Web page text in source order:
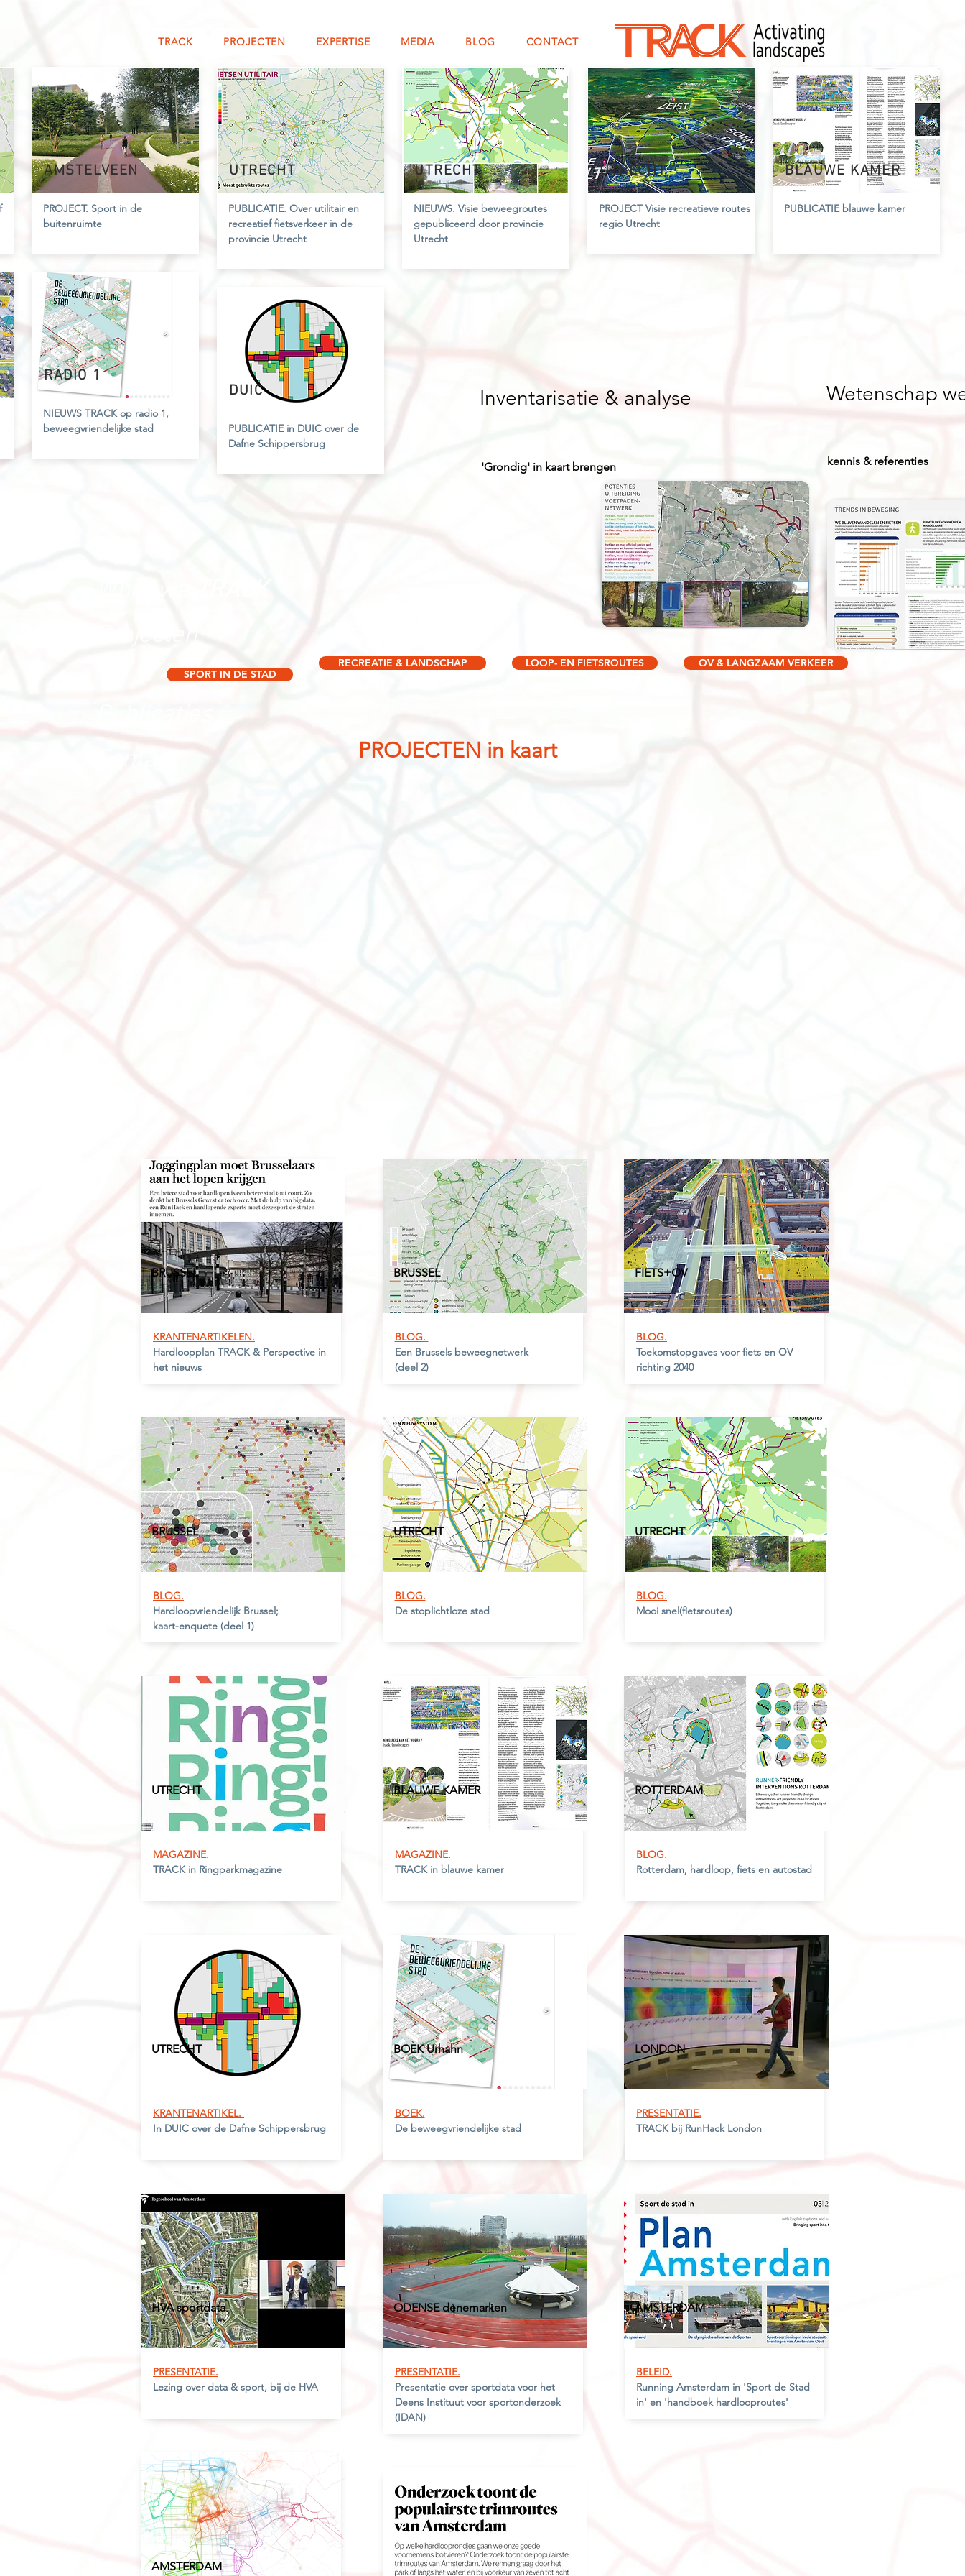
TRACK PROJECTEN EXPERTISE MEDIA BLOG CONTACT
AMSTELVEEN
PROJECT. Sport in de
buitenruimte
RADIO 1
NIEUWS TRACK op radio 1,
beweegvriendelijke stad
UTRECHT
PUBLICATIE. Over utilitair en
recreatief fietsverkeer in de
provincie Utrecht
DUIC
PUBLICATIE in DUIC over de
Dafne Schippersbrug
UTRECHT
NIEUWS. Visie beweegroutes
gepubliceerd door provincie
Utrecht
UTRECHT
PROJECTVisie recreatieve routes
regio Utrecht
BLAUWE KAMER
PUBLICATIEblauwe kamer
SPORT IN DE STAD
RECREATIE & LANDSCHAP LOOP- EN FIETSROUTES OV & LANGZAAM VERKEER
Inventarisatie & analyse
'Grondig' in kaart brengen
Wetenschap
kennis & referenties
PROJECTEN in kaart
BRUSSEL
KRANTENARTIKELEN.
Hardloopplan TRACK & Perspective in
het nieuws
BRUSSEL
BLOG.
Hardloopvriendelijk Brussel;
kaart-enquete (deel 1)
UTRECHT
MAGAZINE.
TRACK in Ringparkmagazine
UTRECHT
KRANTENARTIKEL.
In DUIC over de Dafne Schippersbrug
HVA sportdata
PRESENTATIE.
Lezing over data & sport, bij de HVA
AMSTERDAM
BRUSSEL
BLOG.
Een Brussels beweegnetwerk
(deel 2)
UTRECHT
BLOG.
De stoplichtloze stad
BLAUWE KAMER
MAGAZINE.
TRACK in blauwe kamer
BOEKUrhahn
BOEK.
De beweegvriendelijke stad
ODENSE denemarken
PRESENTATIE.
Presentatie over sportdata voor het
Deens Instituut voor sportonderzoek
(IDAN)
FIETS+OV
BLOG.
Toekomstopgaves voor fiets en OV
richting 2040
UTRECHT
BLOG.
Mooi snel(fietsroutes)
ROTTERDAM
BLOG.
Rotterdam, hardloop, fiets en autostad
LONDON
PRESENTATIE.
TRACK bij RunHack London
AMSTERDAM
BELEID.
Running Amsterdam in 'Sport de Stad
in' en 'handboek hardlooproutes'